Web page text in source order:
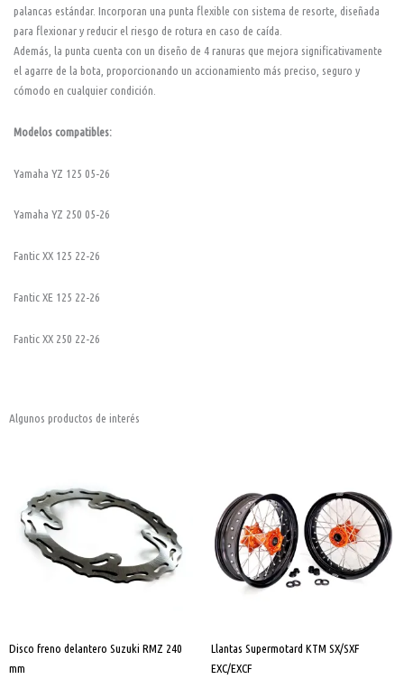
cantidad
palancas estándar. Incorporan una punta flexible con sistema de resorte, diseñada
para flexionar y reducir el riesgo de rotura en caso de caída.
Además, la punta cuenta con un diseño de 4 ranuras que mejora significativamente
el agarre de la bota, proporcionando un accionamiento más preciso, seguro y
cómodo en cualquier condición.
Modelos compatibles:
Yamaha YZ 125 05-26
Yamaha YZ 250 05-26
Fantic XX 125 22-26
Fantic XE 125 22-26
Fantic XX 250 22-26
Algunos productos de interés
Disco freno delantero Suzuki RMZ 240
mm
RMZ
240
mm
cantidad
Llantas Supermotard KTM SX/SXF
EXC/EXCF
tiene
múltiples
variantes.
Las
opciones
en